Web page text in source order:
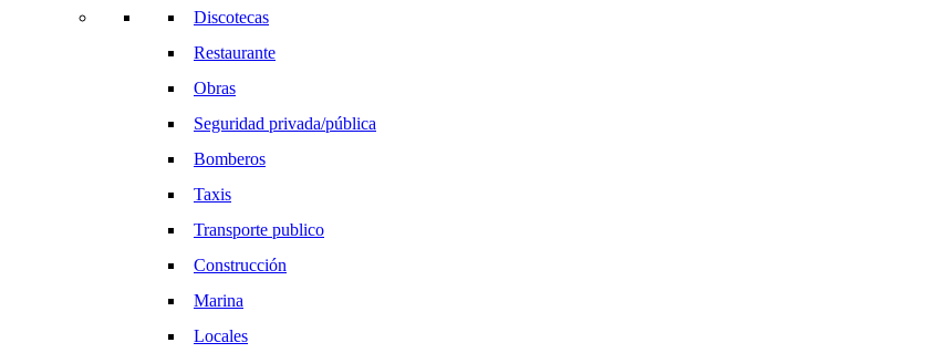
Discotecas
Restaurante
Obras
Seguridad privada/pública
Bomberos
Taxis
Transporte publico
Construcción
Marina
Locales